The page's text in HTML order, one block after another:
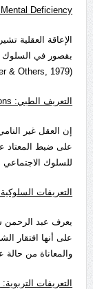
Mental Deficiency
الإعاقة العقلية
بقصور في السلوك
(Jerome Bruner & Others, 1979).
التعريف الطبي:
إن العقل غير
على ضبط المعتاد
للسلوك الاجتماعي
التعريفات
على أنها افتقار
والمعاناة من حالة
التعريفات التربوية: